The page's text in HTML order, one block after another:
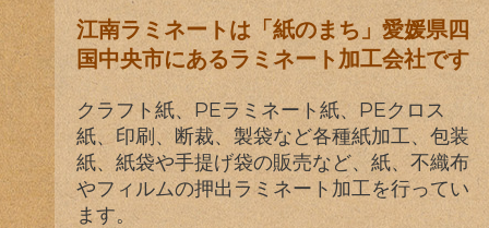
江南ラミネートは「紙のまち」愛媛県四
国中央市にあるラミネート加工会社です
クラフト紙、PEラミネート紙、PEクロス
紙、印刷、断裁、製袋など各種紙加工、包装
紙、紙袋や手提げ袋の販売など、紙、不織布
やフィルムの押出ラミネート加工を行ってい
ます。